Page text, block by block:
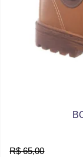
R$ 65,00